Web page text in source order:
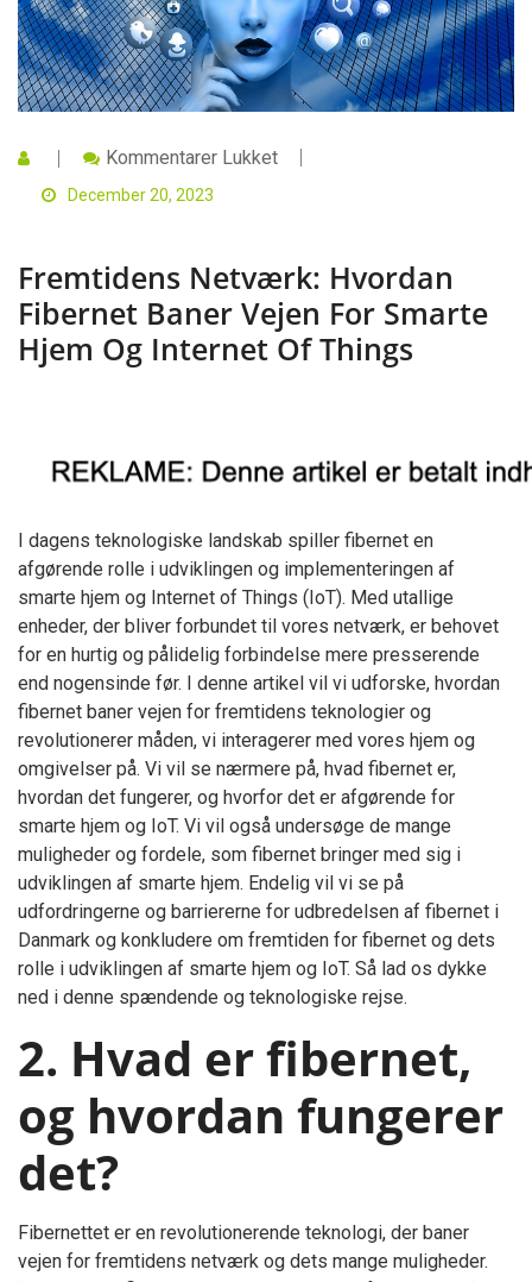
Kommentarer LukketTil
Vejen
For
Smarte
Hjem
Og
Internet
December 20, 2023
Fremtidens Netværk: Hvordan
Fibernet Baner Vejen For Smarte
Hjem Og Internet Of Things
I dagens teknologiske landskab spiller fibernet en
afgørende rolle i udviklingen og implementeringen af
smarte hjem og Internet of Things (IoT). Med utallige
enheder, der bliver forbundet til vores netværk, er behovet
for en hurtig og pålidelig forbindelse mere presserende
end nogensinde før. I denne artikel vil vi udforske, hvordan
fibernet baner vejen for fremtidens teknologier og
revolutionerer måden, vi interagerer med vores hjem og
omgivelser på. Vi vil se nærmere på, hvad fibernet er,
hvordan det fungerer, og hvorfor det er afgørende for
smarte hjem og IoT. Vi vil også undersøge de mange
muligheder og fordele, som fibernet bringer med sig i
udviklingen af smarte hjem. Endelig vil vi se på
udfordringerne og barriererne for udbredelsen af fibernet i
Danmark og konkludere om fremtiden for fibernet og dets
rolle i udviklingen af smarte hjem og IoT. Så lad os dykke
ned i denne spændende og teknologiske rejse.
2. Hvad er fibernet,
og hvordan fungerer
det?
Fibernettet er en revolutionerende teknologi, der baner
vejen for fremtidens netværk og dets mange muligheder.